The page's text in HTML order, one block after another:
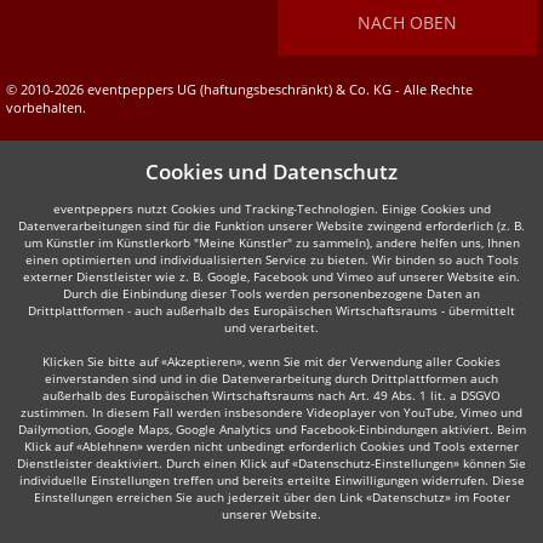
NACH OBEN
© 2010-2026 eventpeppers UG (haftungsbeschränkt) & Co. KG - Alle Rechte
vorbehalten.
Cookies und Datenschutz
eventpeppers nutzt Cookies und Tracking-Technologien. Einige Cookies und
Datenverarbeitungen sind für die Funktion unserer Website zwingend erforderlich (z. B.
um Künstler im Künstlerkorb "Meine Künstler" zu sammeln), andere helfen uns, Ihnen
einen optimierten und individualisierten Service zu bieten. Wir binden so auch Tools
externer Dienstleister wie z. B. Google, Facebook und Vimeo auf unserer Website ein.
Durch die Einbindung dieser Tools werden personenbezogene Daten an
Drittplattformen - auch außerhalb des Europäischen Wirtschaftsraums - übermittelt
und verarbeitet.
Klicken Sie bitte auf «Akzeptieren», wenn Sie mit der Verwendung aller Cookies
einverstanden sind und in die Datenverarbeitung durch Drittplattformen auch
außerhalb des Europäischen Wirtschaftsraums nach Art. 49 Abs. 1 lit. a DSGVO
zustimmen. In diesem Fall werden insbesondere Videoplayer von YouTube, Vimeo und
Dailymotion, Google Maps, Google Analytics und Facebook-Einbindungen aktiviert. Beim
Klick auf «Ablehnen» werden nicht unbedingt erforderlich Cookies und Tools externer
Dienstleister deaktiviert. Durch einen Klick auf «Datenschutz-Einstellungen» können Sie
individuelle Einstellungen treffen und bereits erteilte Einwilligungen widerrufen. Diese
Einstellungen erreichen Sie auch jederzeit über den Link «Datenschutz» im Footer
unserer Website.